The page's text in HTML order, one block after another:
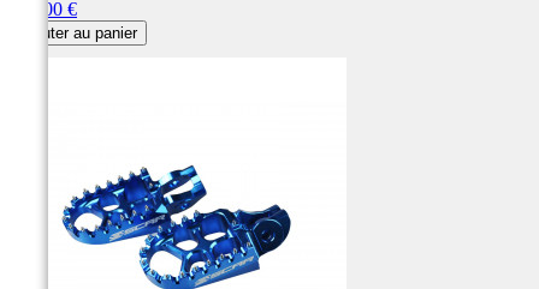
115,00 €
Ajouter au panier